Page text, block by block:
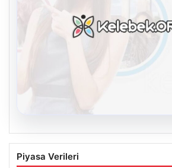
Kelebek.Org İle Sanal
Adresi Ve Sohbet Deneyimi
Piyasa Verileri